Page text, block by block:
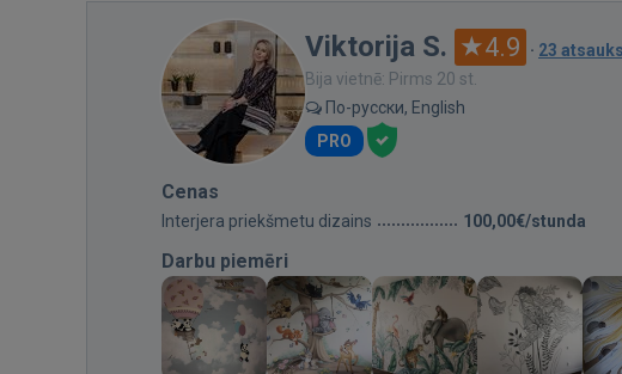
Viktorija S. 4.9 · 23
Bija vietnē: Pirms 20 st.
По-русски, English
PRO
Cenas
Interjera priekšmetu dizains 100,00€/stunda
Darbu piemēri